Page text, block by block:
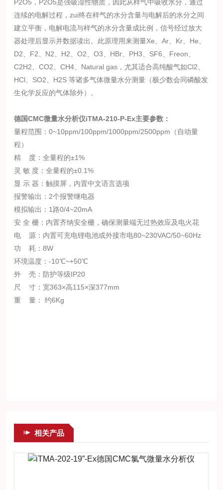
P2O5，P2O5是强吸湿性物质，因此从样气中吸收水分，通过
连续的电解过程，zui终在样气的水分含量与电解后的水分之间
建立平衡，电解电流与样气的水分含量成比例，信号经过放大
器处理后显示并数据读出。此原理用来测量Xe、Ar、Kr、He、
D2、F2、N2、H2、O2、O3、HBr、PH3、SF6、Freon、
C2H2、CO2、CH4、Natural gas，尤其适合高纯酸气如Cl2、
HCl、SO2、H2S 等诸多气体微量水分测量（极少数会同磷酸发
生化学反应的气体除外）。
德国CMC微量水分析仪iTMA-210-P-Ex主要参数：
量程范围：0~10ppm/100ppm/1000ppm/2500ppm（自动量
程）
精 度：全量程的±1%
灵 敏 度：全量程的±0.1%
显 示 器：触摸屏，内置中文语言选项
报警输出：2个报警继电器
模拟输出：1路0/4~20mA
安 全 栅：内置齐纳安全栅，确保测量端无过热效应及电火花
电 源：内置可充电锂电池或外接市电80~230VAC/50~60Hz
功 耗：8W
环境温度：-10℃~+50℃
外 壳：防护等级IP20
尺 寸：宽363×高115×深377mm
重 量： 约6Kg
相关产品